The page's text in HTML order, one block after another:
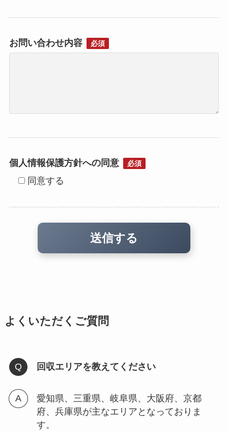
お問い合わせ内容 必須
個人情報保護方針への同意 必須
同意する
よくいただくご質問
回収エリアを教えてください
愛知県、三重県、岐阜県、大阪府、京都
府、兵庫県が主なエリアとなっておりま
す。